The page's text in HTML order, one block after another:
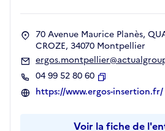
70 Avenue Maurice Planès,
CROZE, 34070 Montpellier
04 99 52 80 60
Copier
https://www.ergos-insertion.fr/
Voir la fiche de